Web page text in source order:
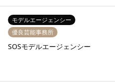
モデルエージェンシー
優良芸能事務所
SOSモデルエージェンシー